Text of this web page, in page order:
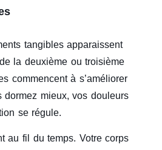
tangibles apparaissent
la deuxième ou troisième
commencent à s’améliorer
dormez mieux, vos douleurs
se régule.
au fil du temps. Votre corps